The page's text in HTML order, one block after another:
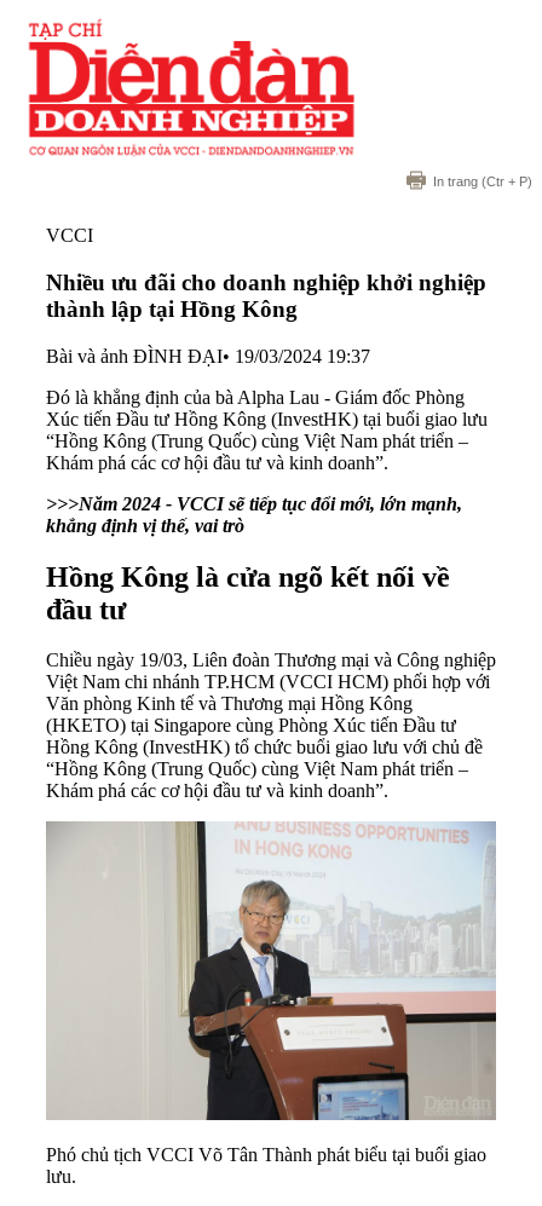
In trang (Ctr + P)
VCCI
Nhiều ưu đãi cho doanh nghiệp khởi nghiệp
thành lập tại Hồng Kông
Bài và ảnh ĐÌNH ĐẠI• 19/03/2024 19:37
Đó là khẳng định của bà Alpha Lau - Giám đốc Phòng
Xúc tiến Đầu tư Hồng Kông (InvestHK) tại buổi giao lưu
“Hồng Kông (Trung Quốc) cùng Việt Nam phát triển –
Khám phá các cơ hội đầu tư và kinh doanh”.
>>>Năm 2024 - VCCI sẽ tiếp tục đổi mới, lớn mạnh,
khẳng định vị thế, vai trò
Hồng Kông là cửa ngõ kết nối về
đầu tư
Chiều ngày 19/03, Liên đoàn Thương mại và Công nghiệp
Việt Nam chi nhánh TP.HCM (VCCI HCM) phối hợp với
Văn phòng Kinh tế và Thương mại Hồng Kông
(HKETO) tại Singapore cùng Phòng Xúc tiến Đầu tư
Hồng Kông (InvestHK) tổ chức buổi giao lưu với chủ đề
“Hồng Kông (Trung Quốc) cùng Việt Nam phát triển –
Khám phá các cơ hội đầu tư và kinh doanh”.
Phó chủ tịch VCCI Võ Tân Thành phát biểu tại buổi giao
lưu.